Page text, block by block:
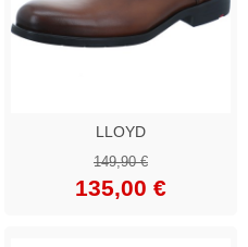
LLOYD
149,90 €
135,00 €